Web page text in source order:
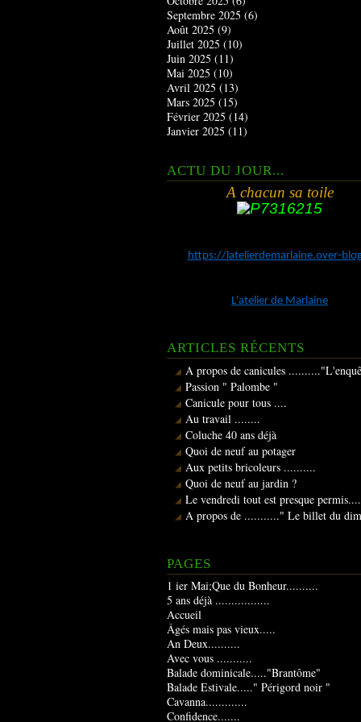
Septembre 2025 (6)
Août 2025 (9)
Juillet 2025 (10)
Juin 2025 (11)
Mai 2025 (10)
Avril 2025 (13)
Mars 2025 (15)
Février 2025 (14)
Janvier 2025 (11)
ACTU DU JOUR...
A chacun sa toile
https://latelierdemarlaine.over-
L'atelier de Marlaine
ARTICLES RÉCENTS
A propos de canicules
Passion " Palombe "
Canicule pour tous ....
Au travail ........
Coluche 40 ans déjà
Quoi de neuf au potager
Aux petits bricoleurs ..........
Quoi de neuf au jardin ?
Le vendredi tout est presque
A propos de ..........." Le billet du
PAGES
1 ier Mai;Que du Bonheur..........
5 ans déjà .................
Accueil
Âgés mais pas vieux.....
An Deux..........
Avec vous ...........
Balade dominicale....."Brantôme"
Balade Estivale....." Périgord noir "
Cavanna.............
Confidence.......